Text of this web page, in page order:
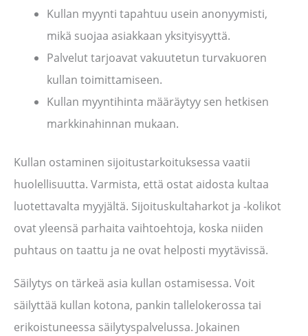
Kullan myynti tapahtuu usein anonyymisti,
mikä suojaa asiakkaan yksityisyyttä.
Palvelut tarjoavat vakuutetun turvakuoren
kullan toimittamiseen.
Kullan myyntihinta määräytyy sen hetkisen
markkinahinnan mukaan.
Kullan ostaminen sijoitustarkoituksessa vaatii
huolellisuutta. Varmista, että ostat aidosta kultaa
luotettavalta myyjältä. Sijoituskultaharkot ja -kolikot
ovat yleensä parhaita vaihtoehtoja, koska niiden
puhtaus on taattu ja ne ovat helposti myytävissä.
Säilytys on tärkeä asia kullan ostamisessa. Voit
säilyttää kullan kotona, pankin tallelokerossa tai
erikoistuneessa säilytyspalvelussa. Jokainen